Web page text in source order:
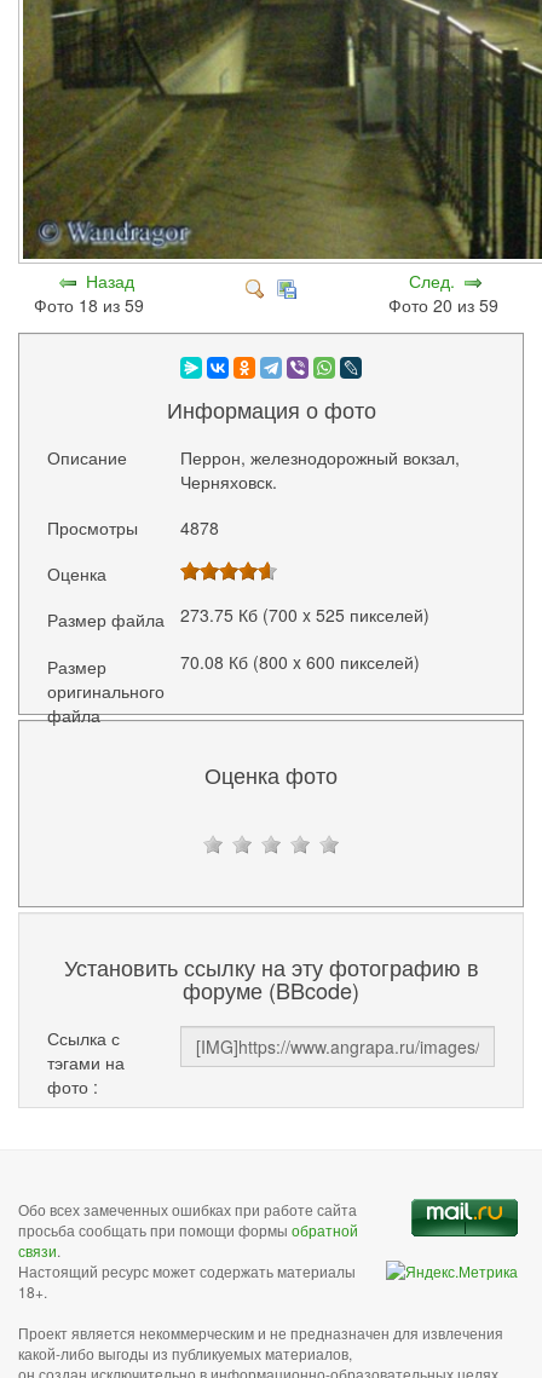
Назад
Фото 18 из 59
След.
Фото 20 из 59
Информация о фото
Описание
Перрон, железнодорожный вокзал,
Черняховск.
Просмотры
4878
Оценка
Размер файла
273.75 Кб (700 x 525 пикселей)
Размер
оригинального
файла
70.08 Кб (800 x 600 пикселей)
Оценка фото
Установить ссылку на эту фотографию в
форуме (BBcode)
Ссылка с
тэгами на
фото :
Обо всех замеченных ошибках при работе сайта
просьба сообщать при помощи формы обратной
связи.
Настоящий ресурс может содержать материалы
18+.
Проект является некоммерческим и не предназначен для извлечения
какой-либо выгоды из публикуемых материалов,